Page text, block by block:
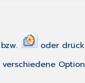
bzw.
oder